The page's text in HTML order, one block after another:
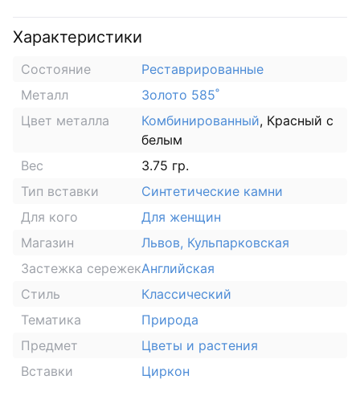
Характеристики
Состояние
Реставрированные
Металл
Золото 585˚
Цвет металла
Комбинированный, Красный с
белым
Вес
3.75 гр.
Тип вставки
Синтетические камни
Для кого
Для женщин
Магазин
Львов, Кульпарковская
Застежка сережекАнглийская
Стиль
Классический
Тематика
Природа
Предмет
Цветы и растения
Вставки
Циркон